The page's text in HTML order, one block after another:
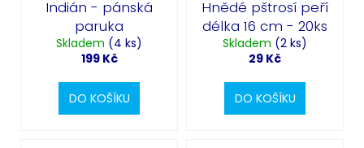
Indián - pánská
paruka
Skladem (4 ks)
199 Kč
DO KOŠÍKU
Hnědé pštrosí peří
délka 16 cm - 20ks
Skladem (2 ks)
29 Kč
DO KOŠÍKU